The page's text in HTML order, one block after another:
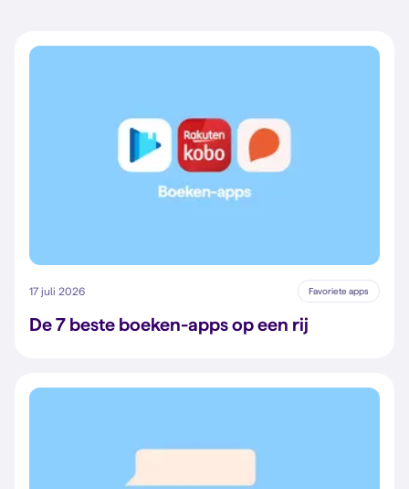
17 juli 2026 Favoriete apps
De 7 beste boeken-apps op een rij